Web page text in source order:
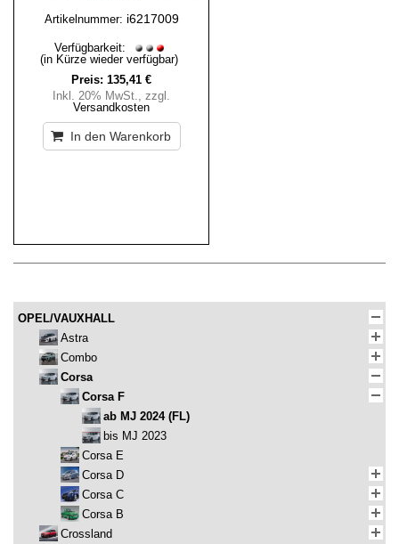
Artikelnummer: i6217009
Verfügbarkeit:
(in Kürze wieder verfügbar)
Preis: 135,41 €
Inkl. 20% MwSt., zzgl.
Versandkosten
In den Warenkorb
OPEL/VAUXHALL
Astra
Combo
Corsa
Corsa F
ab MJ 2024 (FL)
bis MJ 2023
Corsa E
Corsa D
Corsa C
Corsa B
Crossland